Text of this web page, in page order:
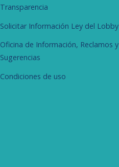
Transparencia
Solicitar Información Ley del Lobby
Oficina de Información, Reclamos y
Sugerencias
Condiciones de uso